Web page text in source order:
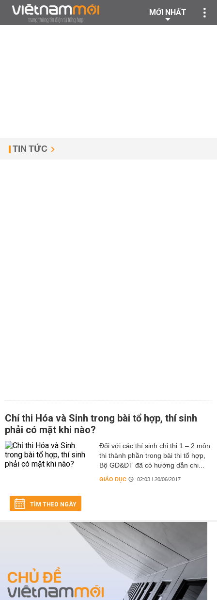
MỚI NHẤT
TIN TỨC
Chỉ thi Hóa và Sinh trong bài tổ hợp, thí sinh
phải có mặt khi nào?
Đối với các thí sinh chỉ thi 1 – 2 môn
thi thành phần trong bài thi tổ hợp,
Bộ GD&ĐT đã có hướng dẫn chi...
GIÁO DỤC 02:03 | 20/06/2017
TÌM THEO NGÀY